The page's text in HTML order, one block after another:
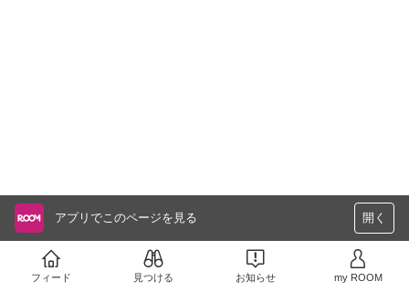
アプリでこのページを見る 開く
フィード 見つける お知らせ my ROOM